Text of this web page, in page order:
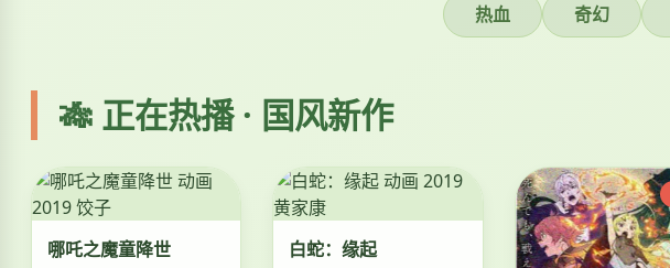
热血 奇幻
🎋 正在热播 · 国风新作
哪吒之魔童降世
白蛇：缘起